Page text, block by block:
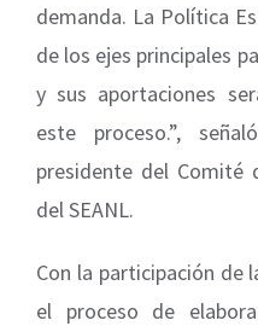
demanda. La Política
de los ejes principales
y sus aportaciones
este proceso.”,
presidente del Comité
del SEANL.
Con la participación de
el proceso de